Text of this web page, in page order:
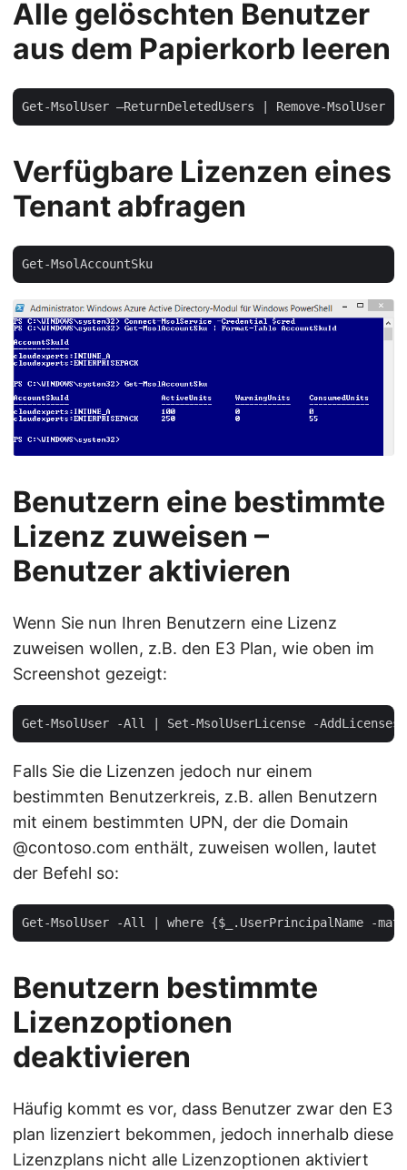
Alle gelöschten Benutzer
aus dem Papierkorb leeren
Verfügbare Lizenzen eines
Tenant abfragen
Benutzern eine bestimmte
Lizenz zuweisen –
Benutzer aktivieren
Wenn Sie nun Ihren Benutzern eine Lizenz
zuweisen wollen, z.B. den E3 Plan, wie oben im
Screenshot gezeigt:
Falls Sie die Lizenzen jedoch nur einem
bestimmten Benutzerkreis, z.B. allen Benutzern
mit einem bestimmten UPN, der die Domain
@contoso.com enthält, zuweisen wollen, lautet
der Befehl so:
Benutzern bestimmte
Lizenzoptionen
deaktivieren
Häufig kommt es vor, dass Benutzer zwar den E3
plan lizenziert bekommen, jedoch innerhalb diese
Lizenzplans nicht alle Lizenzoptionen aktiviert